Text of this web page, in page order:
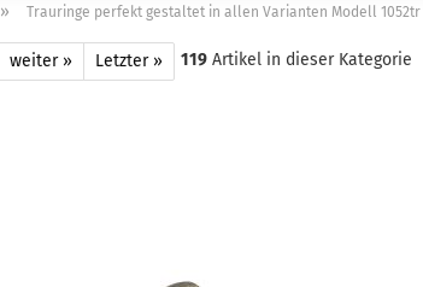
» Trauringe perfekt gestaltet in allen Varianten Modell 1052tr
weiter » Letzter » 119 Artikel in dieser Kategorie